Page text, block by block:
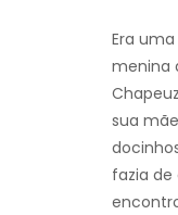
Era
menina
sua
fazia de